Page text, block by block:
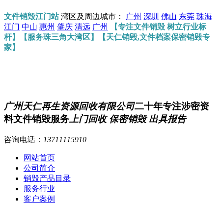
文件销毁江门站湾区及周边城市： 广州 深圳 佛山 东莞 珠海
江门 中山 惠州 肇庆 清远 广州
【专注文件销毁 树立行业标
杆】【服务珠三角大湾区】【天仁销毁,文件档案保密销毁专
家】
广州天仁再生资源回收有限公司二十年专注涉密资
料文件销毁服务 上门回收 保密销毁 出具报告
咨询电话： 13711115910
网站首页
公司简介
销毁产品目录
服务行业
客户案例